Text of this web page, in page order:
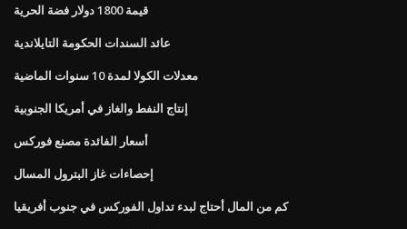
قيمة 1800 دولار فضة الحرية
عائد السندات الحكومة التايلاندية
معدلات الكولا لمدة 10 سنوات الماضية
إنتاج النفط والغاز في أمريكا الجنوبية
أسعار الفائدة مصنع فوركس
إحصاءات غاز البترول المسال
كم من المال أحتاج لبدء تداول الفوركس في جنوب أفريقيا